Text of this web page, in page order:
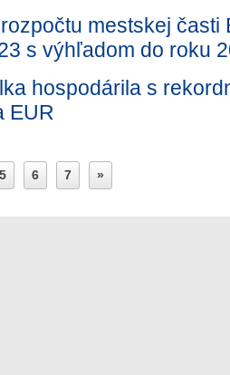
mestskej časti
s výhľadom do roku
hospodárila s
EUR
5 6 7 »